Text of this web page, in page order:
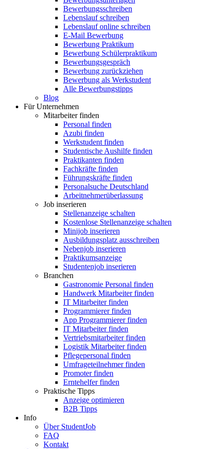
Bewerbungsschreiben
Lebenslauf schreiben
Lebenslauf online schreiben
E-Mail Bewerbung
Bewerbung Praktikum
Bewerbung Schülerpraktikum
Bewerbungsgespräch
Bewerbung zurückziehen
Bewerbung als Werkstudent
Alle Bewerbungstipps
Blog
Für Unternehmen
Mitarbeiter finden
Personal finden
Azubi finden
Werkstudent finden
Studentische Aushilfe finden
Praktikanten finden
Fachkräfte finden
Führungskräfte finden
Personalsuche Deutschland
Arbeitnehmerüberlassung
Job inserieren
Stellenanzeige schalten
Kostenlose Stellenanzeige schalten
Minijob inserieren
Ausbildungsplatz ausschreiben
Nebenjob inserieren
Praktikumsanzeige
Studentenjob inserieren
Branchen
Gastronomie Personal finden
Handwerk Mitarbeiter finden
IT Mitarbeiter finden
Programmierer finden
App Programmierer finden
IT Mitarbeiter finden
Vertriebsmitarbeiter finden
Logistik Mitarbeiter finden
Pflegepersonal finden
Umfrageteilnehmer finden
Promoter finden
Erntehelfer finden
Praktische Tipps
Anzeige optimieren
B2B Tipps
Info
Über StudentJob
FAQ
Kontakt